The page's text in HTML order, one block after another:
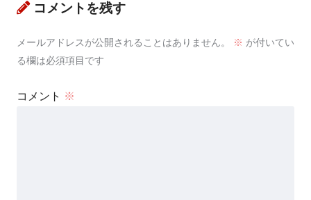
コメントを残す
メールアドレスが公開されることはありません。 ※ が付いてい
る欄は必須項目です
コメント ※